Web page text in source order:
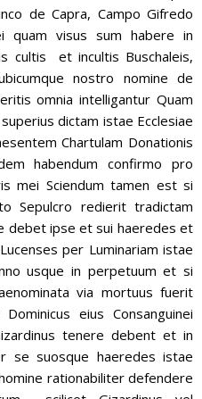
de Capra, Campo Gifredo
quam visus sum habere in
cultis et incultis Buschaleis,
nostro nomine de
omnia intelligantur Quam
dictam istae Ecclesiae
Chartulam Donationis
habendum confirmo pro
mei Sciendum tamen est si
Sepulcro redierit tradictam
debet ipse et sui haeredes et
per Luminariam istae
usque in perpetuum et si
via mortuus fuerit
eius Consanguinei
tenere debent et in
se suosque haeredes istae
rationabiliter defendere